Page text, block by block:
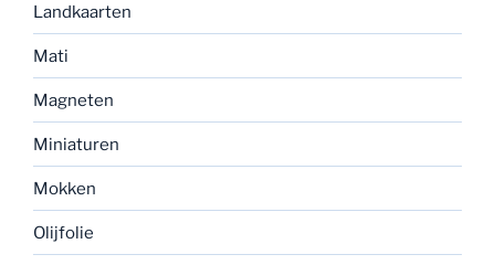
Landkaarten
Mati
Magneten
Miniaturen
Mokken
Olijfolie